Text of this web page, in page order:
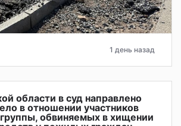
1 день назад
области в суд направлено
в отношении участников
обвиняемых в хищении